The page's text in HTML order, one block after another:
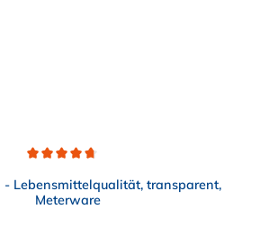
- Lebensmittelqualität, transparent,
Meterware